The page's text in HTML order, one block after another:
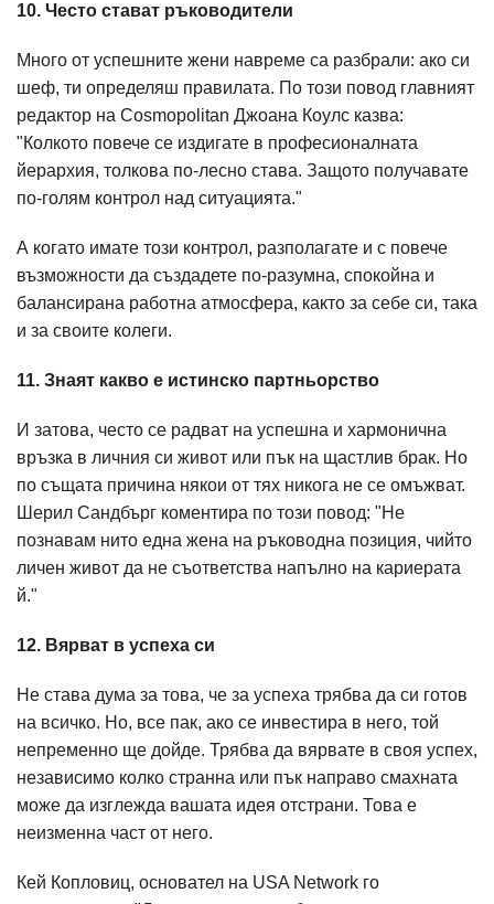
10. Често стават ръководители
Много от успешните жени навреме са разбрали: ако си
шеф, ти определяш правилата. По този повод главният
редактор на Cosmopolitan Джоана Коулс казва:
"Колкото повече се издигате в професионалната
йерархия, толкова по-лесно става. Защото получавате
по-голям контрол над ситуацията."
А когато имате този контрол, разполагате и с повече
възможности да създадете по-разумна, спокойна и
балансирана работна атмосфера, както за себе си, така
и за своите колеги.
11. Знаят какво е истинско партньорство
И затова, често се радват на успешна и хармонична
връзка в личния си живот или пък на щастлив брак. Но
по същата причина някои от тях никога не се омъжват.
Шерил Сандбърг коментира по този повод: "Не
познавам нито една жена на ръководна позиция, чийто
личен живот да не съответства напълно на кариерата
й."
12. Вярват в успеха си
Не става дума за това, че за успеха трябва да си готов
на всичко. Но, все пак, ако се инвестира в него, той
непременно ще дойде. Трябва да вярвате в своя успех,
независимо колко странна или пък направо смахната
може да изглежда вашата идея отстрани. Това е
неизменна част от него.
Кей Копловиц, основател на USA Network го